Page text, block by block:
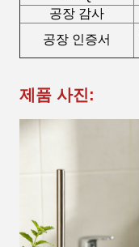
공장 감사
공장 인증서
제품 사진: